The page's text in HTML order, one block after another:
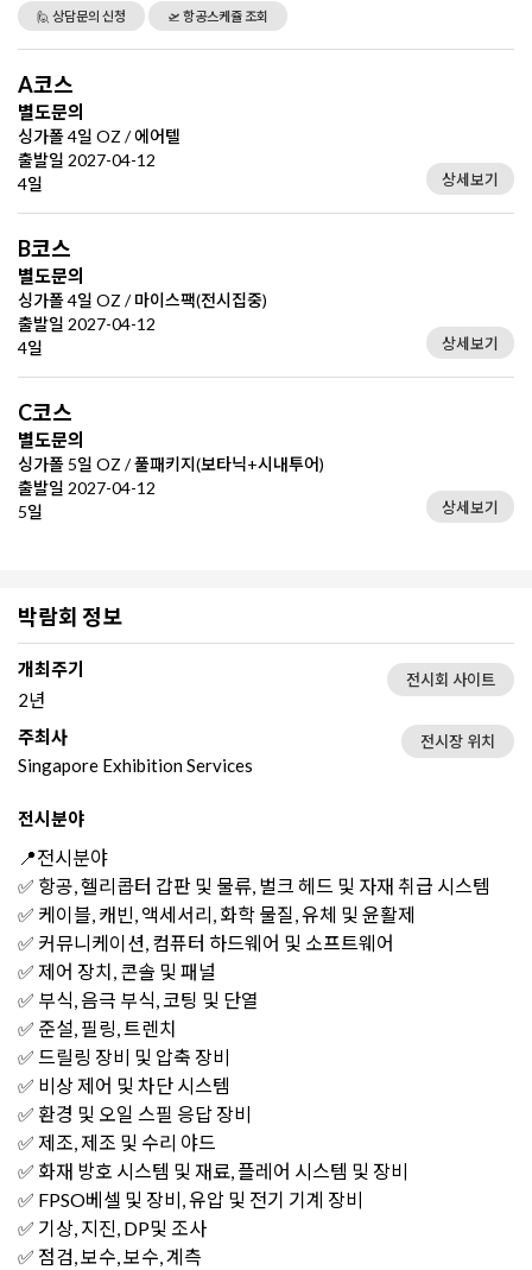
🙋 상담문의 신청 🛫 항공스케쥴 조회
A코스
별도문의
싱가폴 4일 OZ / 에어텔
출발일 2027-04-12
4일
상세보기
B코스
별도문의
싱가폴 4일 OZ / 마이스팩(전시집중)
출발일 2027-04-12
4일
상세보기
C코스
별도문의
싱가폴 5일 OZ / 풀패키지(보타닉+시내투어)
출발일 2027-04-12
5일
상세보기
박람회 정보
개최주기
2년
전시회 사이트
주최사
Singapore Exhibition Services
전시장 위치
전시분야
📍전시분야
✅ 항공, 헬리콥터 갑판 및 물류, 벌크 헤드 및 자재 취급 시스템
✅ 케이블, 캐빈, 액세서리, 화학 물질, 유체 및 윤활제
✅ 커뮤니케이션, 컴퓨터 하드웨어 및 소프트웨어
✅ 제어 장치, 콘솔 및 패널
✅ 부식, 음극 부식, 코팅 및 단열
✅ 준설, 필링, 트렌치
✅ 드릴링 장비 및 압축 장비
✅ 비상 제어 및 차단 시스템
✅ 환경 및 오일 스필 응답 장비
✅ 제조, 제조 및 수리 야드
✅ 화재 방호 시스템 및 재료, 플레어 시스템 및 장비
✅ FPSO베셀 및 장비, 유압 및 전기 기계 장비
✅ 기상, 지진, DP및 조사
✅ 점검, 보수, 보수, 계측